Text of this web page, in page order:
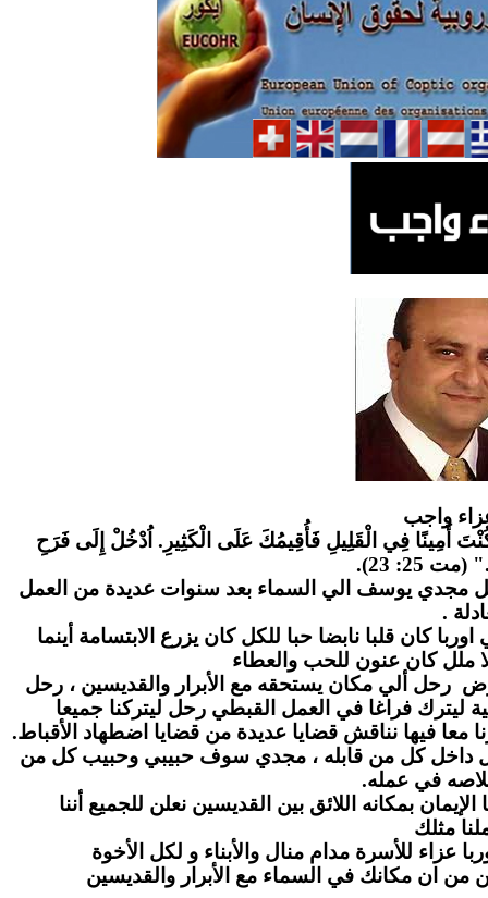
واجب
أَمِينًا فِي الْقَلِيلِ فَأُقِيمُكَ عَلَى الْكَثِيرِ. اُدْخُلْ إِلَى فَرَحِ
25: 23).
مجدي يوسف الي السماء بعد سنوات عديدة من العمل
.
كان قلبا نابضا حبا للكل كان يزرع الابتسامة أينما
ملل كان عنون للحب والعطاء
رحل ألي مكان يستحقه مع الأبرار والقديسين ، رحل
ليترك فراغا في العمل القبطي رحل ليتركنا جميعا
فيها نناقش قضايا عديدة من قضايا اضطهاد الأقباط.
داخل كل من قابله ، مجدي سوف حبيبي وحبيب كل من
في عمله.
بمكانه اللائق بين القديسين نعلن للجميع أننا
مثلك
عزاء للأسرة مدام منال والأبناء و لكل الأخوة
من ان مكانك في السماء مع الأبرار والقديسين